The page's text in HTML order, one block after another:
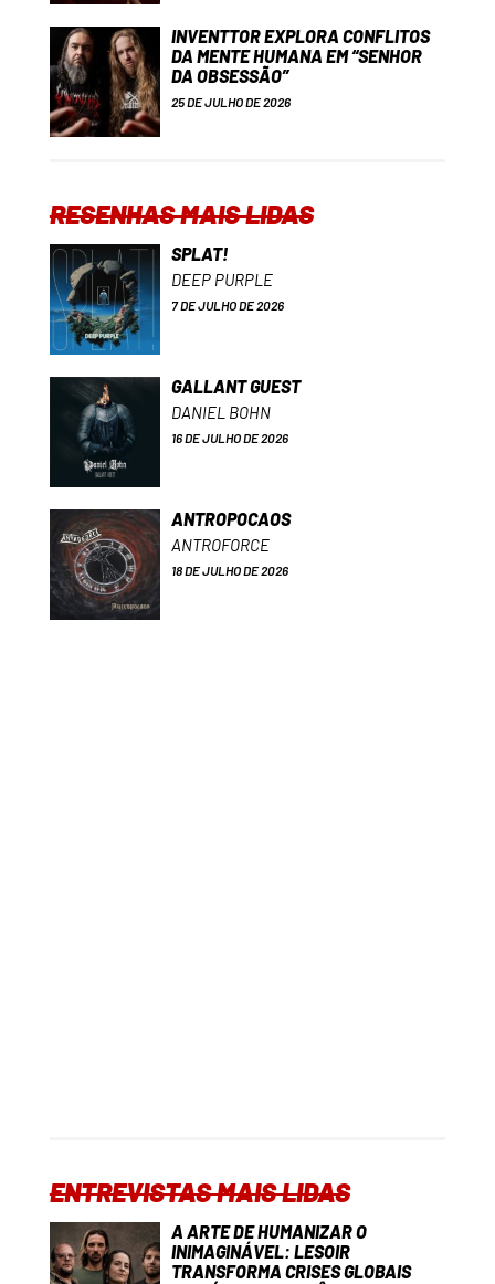
INVENTTOR EXPLORA CONFLITOS
DA MENTE HUMANA EM “SENHOR
DA OBSESSÃO”
25 DE JULHO DE 2026
RESENHAS MAIS LIDAS
SPLAT!
DEEP PURPLE
7 DE JULHO DE 2026
GALLANT GUEST
DANIEL BOHN
16 DE JULHO DE 2026
ANTROPOCAOS
ANTROFORCE
18 DE JULHO DE 2026
ENTREVISTAS MAIS LIDAS
A ARTE DE HUMANIZAR O
INIMAGINÁVEL: LESOIR
TRANSFORMA CRISES GLOBAIS